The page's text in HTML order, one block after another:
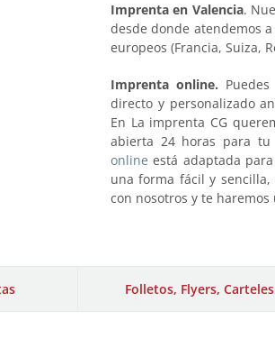
Imprenta en Valencia.
desde donde atendemos
europeos (Francia, Suiza,
Imprenta online.
directo y personalizado
En La imprenta CG
abierta 24 horas para tu
online está adaptada
una forma fácil y
con nosotros y te
Folletos, Flyers, Carteles